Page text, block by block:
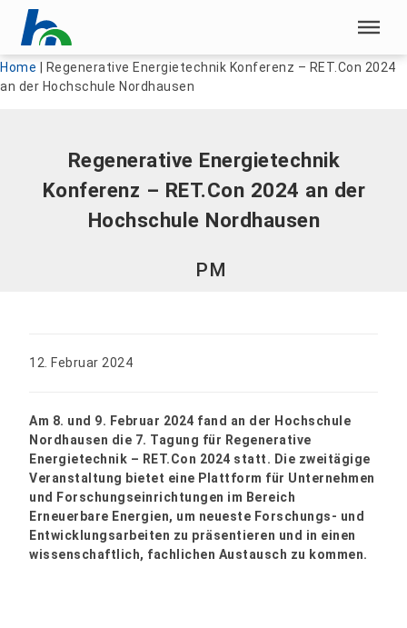
Menü überspringen
Menü überspringen
Home
Regenerative Energietechnik Konferenz – RET.Con 2024
an der Hochschule Nordhausen
Regenerative Energietechnik
Konferenz – RET.Con 2024 an der
Hochschule Nordhausen
PM
12. Februar 2024
Am 8. und 9. Februar 2024 fand an der Hochschule
Nordhausen die 7. Tagung für Regenerative
Energietechnik – RET.Con 2024 statt. Die zweitägige
Veranstaltung bietet eine Plattform für Unternehmen
und Forschungseinrichtungen im Bereich
Erneuerbare Energien, um neueste Forschungs- und
Entwicklungsarbeiten zu präsentieren und in einen
wissenschaftlich, fachlichen Austausch zu kommen.